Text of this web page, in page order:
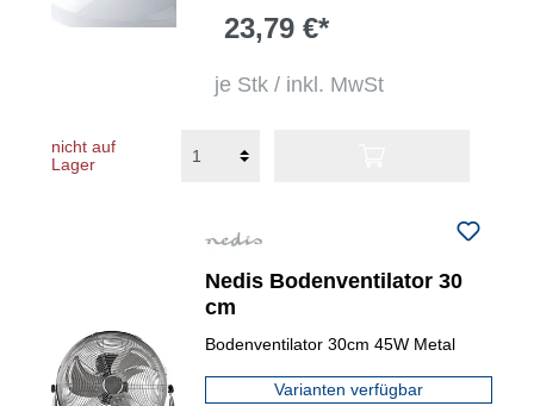
23,79 €*
je Stk / inkl. MwSt
nicht auf
Lager
Nedis Bodenventilator 30
cm
Bodenventilator 30cm 45W Metal
Varianten verfügbar